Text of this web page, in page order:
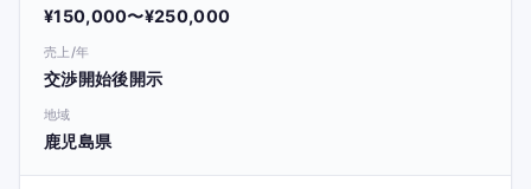
¥150,000〜¥250,000
売上/年
交渉開始後開示
地域
鹿児島県